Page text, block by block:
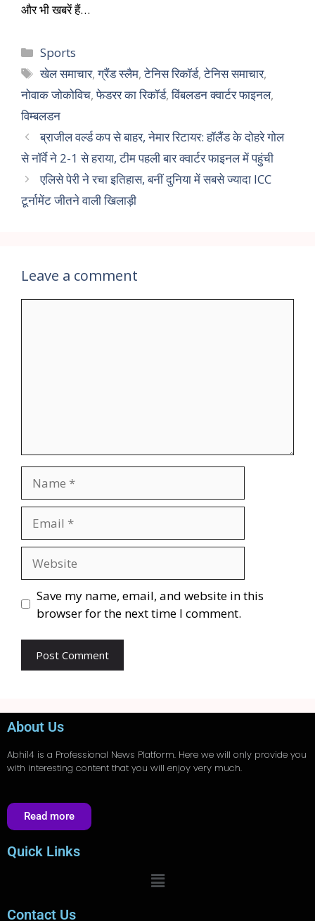
और भी खबरें हैं…
Sports
खेल समाचार,ग्रैंड स्लैम,टेनिस रिकॉर्ड,टेनिस समाचार,
नोवाक जोकोविच,फेडरर का रिकॉर्ड,विंबलडन क्वार्टर फाइनल,
विम्बलडन
ब्राजील वर्ल्ड कप से बाहर, नेमार रिटायर: हॉलैंड के दोहरे गोल
से नॉर्वे ने 2-1 से हराया, टीम पहली बार क्वार्टर फाइनल में पहुंची
एलिसे पेरी ने रचा इतिहास, बनीं दुनिया में सबसे ज्यादा ICC
टूर्नामेंट जीतने वाली खिलाड़ी
Leave a comment
Save my name, email, and website in this
browser for the next time I comment.
About Us
Abhi14 is a Professional News Platform. Here we will only provide you
with interesting content that you will enjoy very much.
Read more
Quick Links
Contact Us